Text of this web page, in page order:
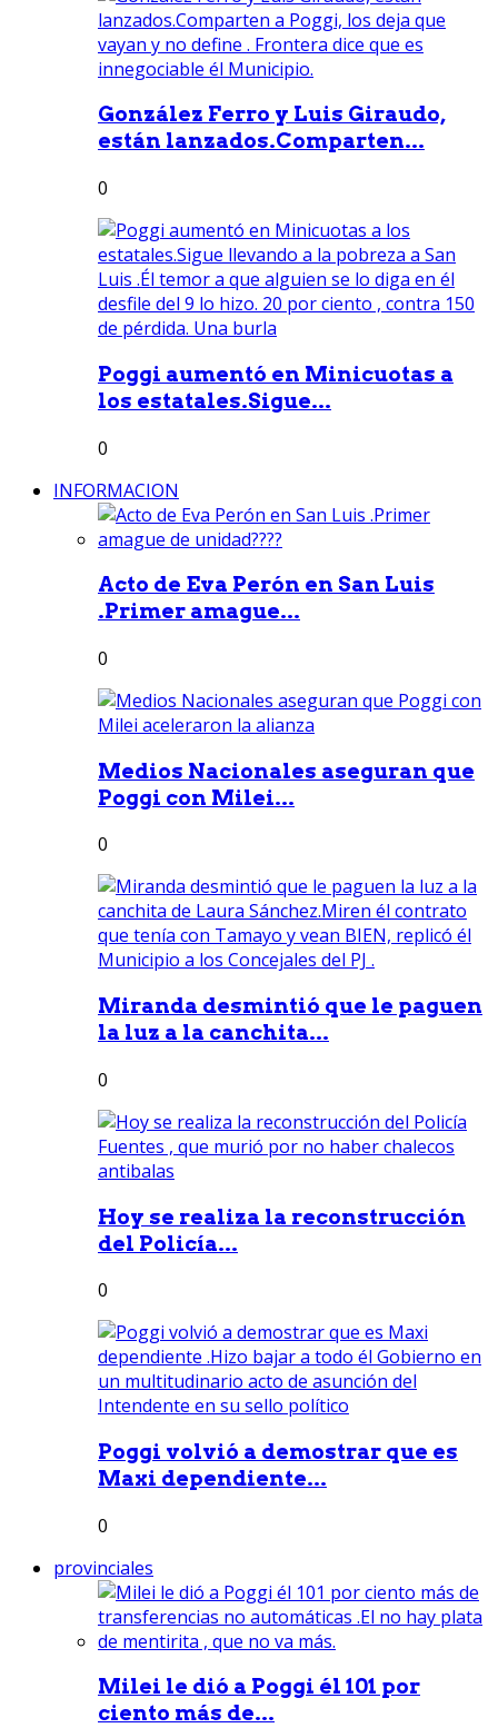
González Ferro y Luis Giraudo,
están lanzados.Comparten...
0
Poggi aumentó en Minicuotas a
los estatales.Sigue...
0
INFORMACION
Acto de Eva Perón en San Luis
.Primer amague...
0
Medios Nacionales aseguran que
Poggi con Milei...
0
Miranda desmintió que le paguen
la luz a la canchita...
0
Hoy se realiza la reconstrucción
del Policía...
0
Poggi volvió a demostrar que es
Maxi dependiente...
0
provinciales
Milei le dió a Poggi él 101 por
ciento más de...